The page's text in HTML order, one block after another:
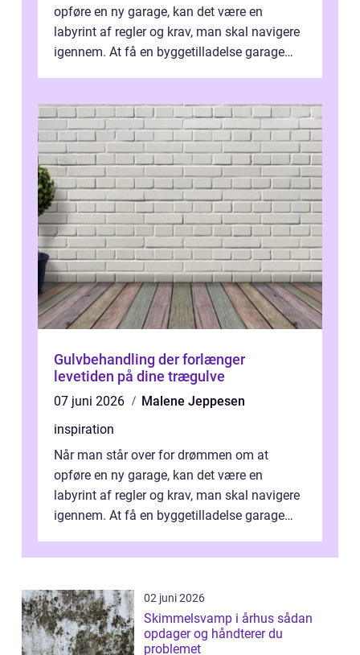
opføre en ny garage, kan det være en
labyrint af regler og krav, man skal navigere
igennem. At få en byggetilladelse garage
Gulvbehandling der forlænger
levetiden på dine trægulve
07 juni 2026
Malene Jeppesen
inspiration
Når man står over for drømmen om at
opføre en ny garage, kan det være en
labyrint af regler og krav, man skal navigere
igennem. At få en byggetilladelse garage
02 juni 2026
Skimmelsvamp i århus sådan
opdager og håndterer du
problemet